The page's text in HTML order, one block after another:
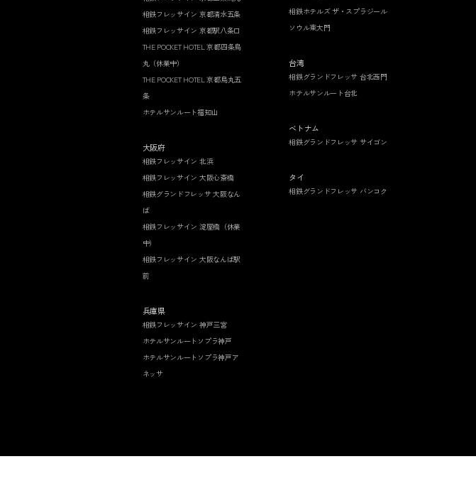
相鉄フレッサイン 京都清水五条
相鉄フレッサイン 京都駅八条口
THE POCKET HOTEL 京都四条烏
丸（休業中）
THE POCKET HOTEL 京都烏丸五
条
ホテルサンルート福知山
大阪府
相鉄フレッサイン 北浜
相鉄フレッサイン 大阪心斎橋
相鉄グランドフレッサ 大阪なん
ば
相鉄フレッサイン 淀屋橋（休業
中）
相鉄フレッサイン 大阪なんば駅
前
兵庫県
相鉄フレッサイン 神戸三宮
ホテルサンルートソプラ神戸
ホテルサンルートソプラ神戸ア
ネッサ
相鉄ホテルズ ザ・スプラジール
ソウル東大門
台湾
相鉄グランドフレッサ 台北西門
ホテルサンルート台北
ベトナム
相鉄グランドフレッサ サイゴン
タイ
相鉄グランドフレッサ バンコク